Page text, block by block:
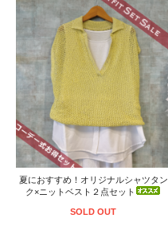
夏におすすめ！オリジナルシャツタン
ク×ニットベスト２点セット
SOLD OUT